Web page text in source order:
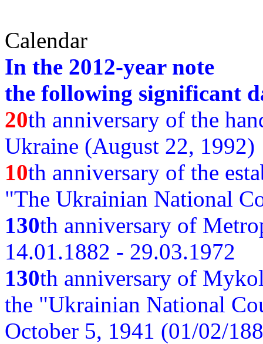
Calendar
In the 2012-year note
the following significant
20th anniversary of the
Ukraine (August 22, 1992)
10th anniversary of the
"The Ukrainian National
130th anniversary of
14.01.1882 - 29.03.1972
130th anniversary of
the "Ukrainian National
October 5, 1941 (01/02/